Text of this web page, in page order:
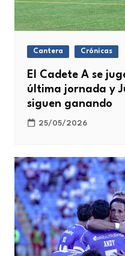
Cantera Crónicas
El Cadete A se
última jornada y
siguen ganando
25/05/2026